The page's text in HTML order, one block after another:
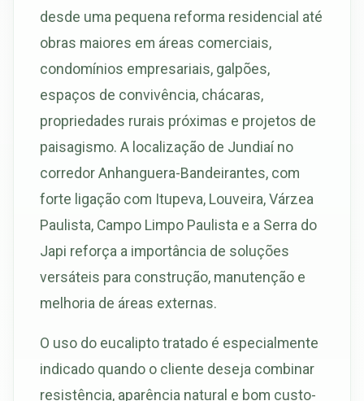
desde uma pequena reforma residencial até
obras maiores em áreas comerciais,
condomínios empresariais, galpões,
espaços de convivência, chácaras,
propriedades rurais próximas e projetos de
paisagismo. A localização de Jundiaí no
corredor Anhanguera-Bandeirantes, com
forte ligação com Itupeva, Louveira, Várzea
Paulista, Campo Limpo Paulista e a Serra do
Japi reforça a importância de soluções
versáteis para construção, manutenção e
melhoria de áreas externas.
O uso do eucalipto tratado é especialmente
indicado quando o cliente deseja combinar
resistência, aparência natural e bom custo-